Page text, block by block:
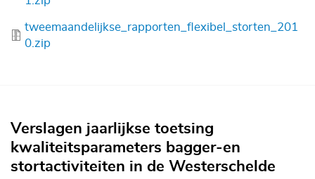
Bestand
tweemaandelijkse_rapporten_flexibel_storten_201
0.zip
Verslagen jaarlijkse toetsing
kwaliteitsparameters bagger-en
stortactiviteiten in de Westerschelde